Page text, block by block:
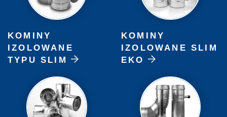
KOMINY
IZOLOWANE
TYPU SLIM
KOMINY
IZOLOWANE SLIM
EKO